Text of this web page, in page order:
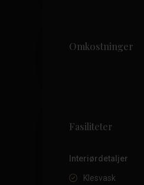
Omkostninger
Fasiliteter
Interiørdetaljer
Klesvask